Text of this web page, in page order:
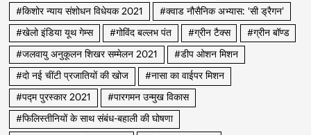
#किशोर न्याय संशोधन विधेयक 2021 #क्वाड नौसैनिक अभ्यास: ‘सी ड्रैगन’
#खेलो इंडिया यूथ गेम्स #गोविंद बल्लभ पंत #ग्रीन टैक्स #ग्रीन बॉण्ड
#जलवायु अनुकूलन शिखर सम्मेलन 2021 #डीप ओशन मिशन
#दो नई चींटी प्रजातियों की खोज #नासा का वाईपर मिशन
#पद्म पुरस्कार 2021 #पारगमन उन्मुख विकास
#फिलिस्तीनियों के साथ संबंध-बहाली की घोषणा